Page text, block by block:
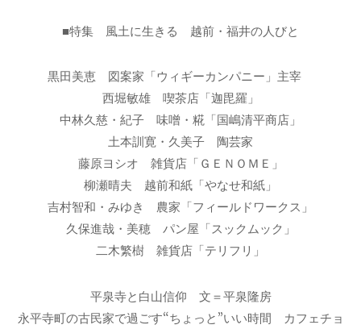
■特集 風土に生きる 越前・福井の人びと
黒田美恵 図案家「ウィギーカンパニー」主宰
西堀敏雄 喫茶店「迦毘羅」
中林久慈・紀子 味噌・糀「国嶋清平商店」
土本訓寛・久美子 陶芸家
藤原ヨシオ 雑貨店「ＧＥＮＯＭＥ」
柳瀬晴夫 越前和紙「やなせ和紙」
吉村智和・みゆき 農家「フィールドワークス」
久保進哉・美穂 パン屋「スックムック」
二木繁樹 雑貨店「テリフリ」
平泉寺と白山信仰 文＝平泉隆房
永平寺町の古民家で過ごす“ちょっと”いい時間 カフェチョ